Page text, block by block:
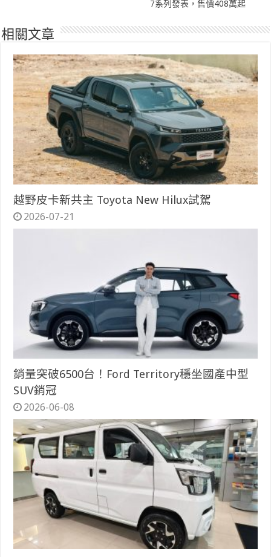
7系列發表，售價408萬起
相關文章
越野皮卡新共主 Toyota New Hilux試駕
2026-07-21
銷量突破6500台！Ford Territory穩坐國產中型
SUV銷冠
2026-06-08